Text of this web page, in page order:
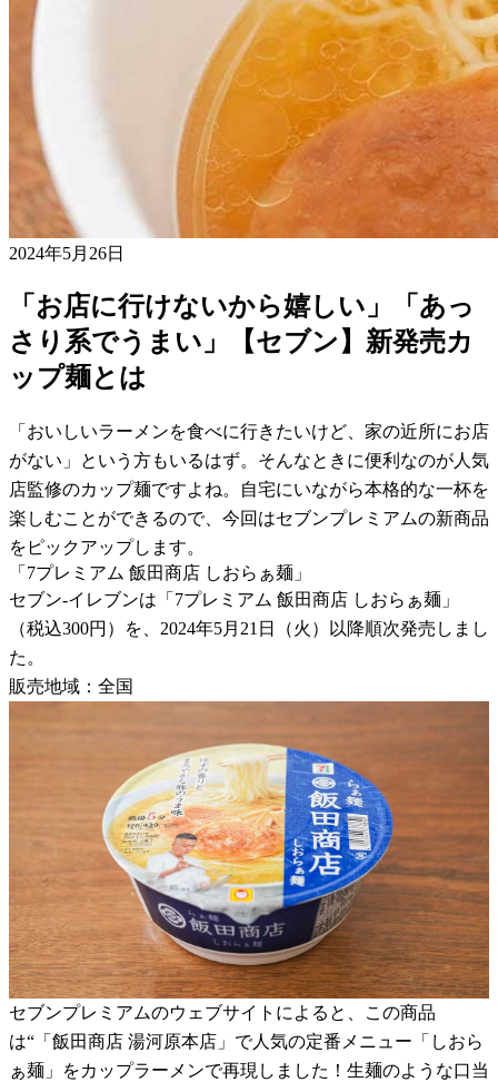
2024年5月26日
「お店に行けないから嬉しい」「あっ
さり系でうまい」【セブン】新発売カ
ップ麺とは
「おいしいラーメンを食べに行きたいけど、家の近所にお店
がない」という方もいるはず。そんなときに便利なのが人気
店監修のカップ麺ですよね。自宅にいながら本格的な一杯を
楽しむことができるので、今回はセブンプレミアムの新商品
をピックアップします。
「7プレミアム 飯田商店 しおらぁ麺」
セブン-イレブンは「7プレミアム 飯田商店 しおらぁ麺」
（税込300円）を、2024年5月21日（火）以降順次発売しまし
た。
販売地域：全国
セブンプレミアムのウェブサイトによると、この商品
は“「飯田商店 湯河原本店」で人気の定番メニュー「しおら
ぁ麺」をカップラーメンで再現しました！生麺のような口当